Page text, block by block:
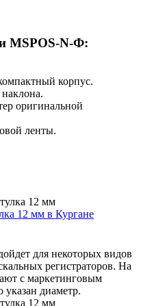
MSPOS‑N‑Ф:
корпус.
оригинальной
ленты.
12 мм в Кургане
для некоторых видов
регистраторов. На
с маркетинговым
указан диаметр.